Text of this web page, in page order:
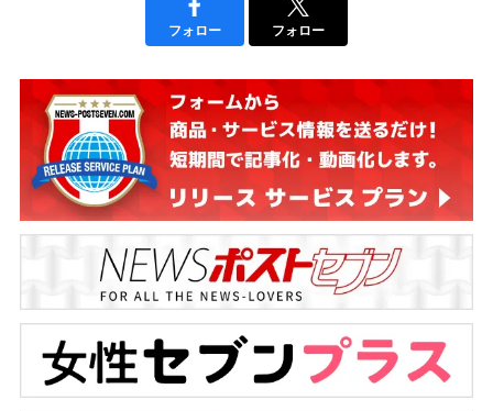
フォロー フォロー